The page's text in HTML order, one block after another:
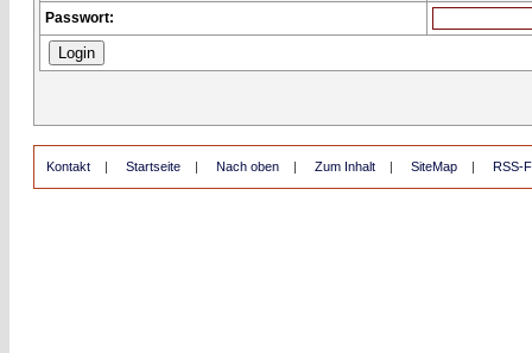
Passwort:
Kontakt | Startseite | Nach oben | Zum Inhalt | SiteMap | RSS-